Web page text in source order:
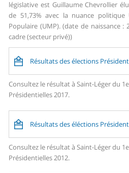
législative est Guillaume Chevrollier
de 51,73% avec la nuance
Populaire (UMP). (date de naissance :
cadre (secteur privé))
Résultats des élections
Consultez le résultat à Saint-Léger du
Présidentielles 2017.
Résultats des éléctions
Consultez le résultat à Saint-Léger du
Présidentielles 2012.